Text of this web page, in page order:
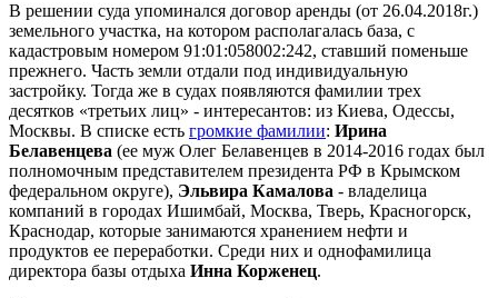
В решении суда упоминался договор аренды (от 26.04.2018г.)
земельного участка, на котором располагалась база, с
кадастровым номером 91:01:058002:242, ставший поменьше
прежнего. Часть земли отдали под индивидуальную
застройку. Тогда же в судах появляются фамилии трех
десятков «третьих лиц» - интересантов: из Киева, Одессы,
Москвы. В списке есть громкие фамилии: Ирина
Белавенцева (ее муж Олег Белавенцев в 2014-2016 годах был
полномочным представителем президента РФ в Крымском
федеральном округе), Эльвира Камалова - владелица
компаний в городах Ишимбай, Москва, Тверь, Красногорск,
Краснодар, которые занимаются хранением нефти и
продуктов ее переработки. Среди них и однофамилица
директора базы отдыха Инна Корженец.